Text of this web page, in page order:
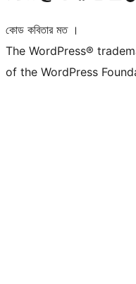
কোড কবিতার মত ।
The WordPress®
of the WordPress